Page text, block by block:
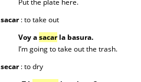
Put the plate here.
sacar: to take out
Voy asacarla basura.
I’m going to take out the trash.
secar: to dry